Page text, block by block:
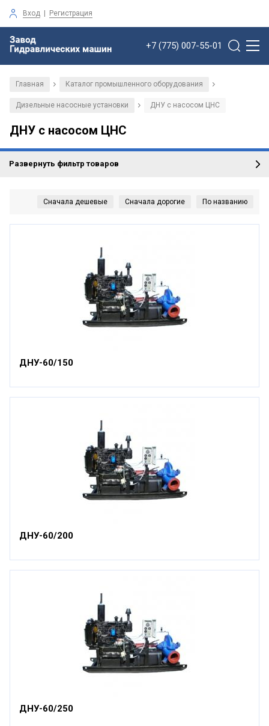
Вход | Регистрация
+7 (775) 007-55-01
Главная / Каталог промышленного оборудования /
Дизельные насосные установки / ДНУ с насосом ЦНС
ДНУ с насосом ЦНС
Развернуть фильтр товаров
ДНУ-60/150
ДНУ-60/200
ДНУ-60/250